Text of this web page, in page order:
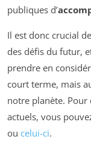
publiques d’
Il est donc crucial
des défis du futur,
prendre en
court terme, mais
notre planète. Pour
actuels, vous
ou celui-ci.